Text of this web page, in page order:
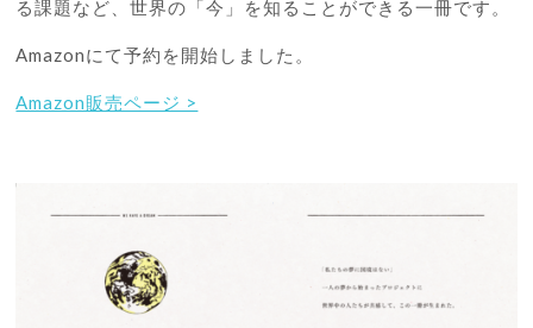
る課題など、世界の「今」を知ることができる⼀冊です。
Amazonにて予約を開始しました。
Amazon販売ページ >